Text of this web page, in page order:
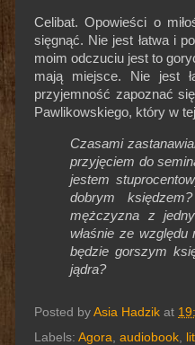
Celibat. Opowieści o
sięgnąć. Nie jest łatwa i
moim odczuciu jest to
mają miejsce. Nie jest
przyjemność zapoznać
Pawlikowskiego, który w
Czasami
przyjęciem do
jestem
dobrym
mężczyzna z
właśnie ze
będzie gorszym
jądra?
Posted by Asia Hadzik at
Labels: Agora audiobook